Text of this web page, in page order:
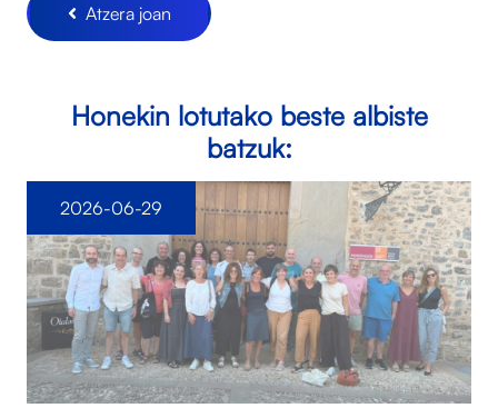
Atzera joan
Honekin lotutako beste albiste
batzuk:
2026-06-29